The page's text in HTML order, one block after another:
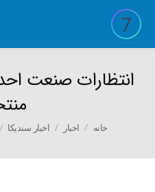
انتظارات صنعت
You are here:
خانه اخبار اخبار سندیکا